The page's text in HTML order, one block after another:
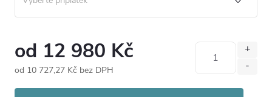
od 12 980 Kč
od 10 727,27 Kč bez DPH